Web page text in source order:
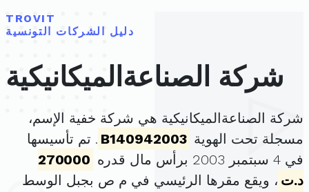
TROVIT
دليل الشركات التونسية
شركة الصناعةالميكانيكية
شركة الصناعةالميكانيكية هي شركة خفية الإسم،
مسجلة تحت الهوية B140942003 . تم تأسيسها
في 4 سبتمبر 2003 برأس مال قدره
270000
د.ت ، ويقع مقرها الرئيسي في م ص بجبل الوسط